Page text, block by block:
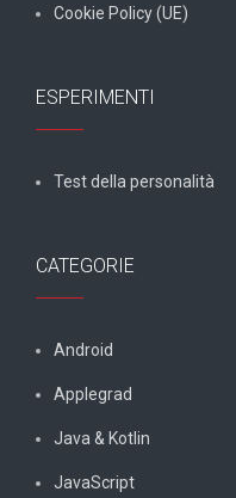
Cookie Policy (UE)
ESPERIMENTI
Test della personalità
CATEGORIE
Android
Applegrad
Java & Kotlin
JavaScript